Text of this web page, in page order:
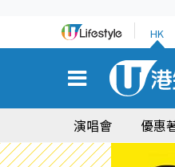
HK
演唱會 優惠